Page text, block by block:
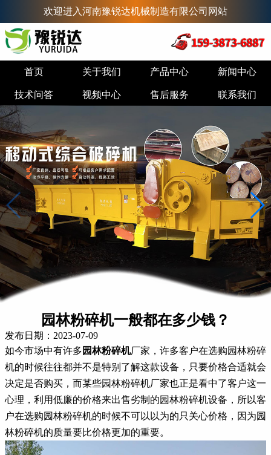
欢迎进入河南豫锐达机械制造有限公司网站
首页 关于我们 产品中心 新闻中心
技术问答 视频中心 售后服务 联系我们
园林粉碎机一般都在多少钱？
发布日期：2023-07-09
如今市场中有许多 园林粉碎机厂家，许多客户在选购园林粉碎
机的时候往往都并不是特别了解这款设备，只要价格合适就会
决定是否购买，而某些园林粉碎机厂家也正是看中了客户这一
心理，利用低廉的价格来出售劣制的园林粉碎机设备，所以客
户在选购园林粉碎机的时候不可以以为的只关心价格，因为园
林粉碎机的质量要比价格更加的重要。